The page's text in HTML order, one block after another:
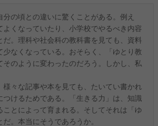
の頃との違いに驚くことがある。例え
くなっていたり、小学校でやるべき内容
。理科や社会科の教科書を見ても、資料
なくなっている。おそらく、「ゆとり教
のように変わったのだろう。しかし、私
々な記事や本を見ても、たいてい書かれ
けるためである。「生きる力」は、知識
とによって育まれる。そしてそれは「ゆ
。本当にそうであろうか。